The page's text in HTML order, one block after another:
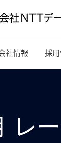
社情報 採